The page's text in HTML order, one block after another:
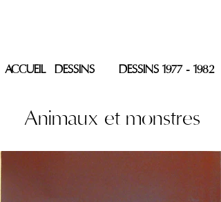
ACCUEIL DESSINS DESSINS 1977 - 1982
Animaux et monstres